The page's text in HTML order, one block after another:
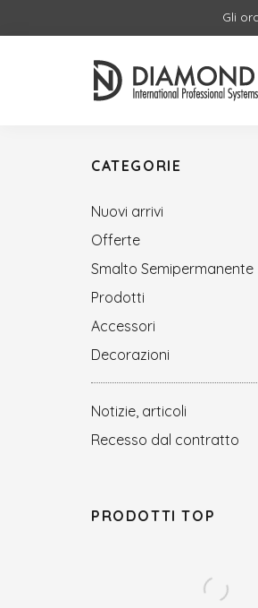
Gli
CATEGORIE
Nuovi arrivi
Offerte
Smalto Semipermanente
Prodotti
Accessori
Decorazioni
Notizie, articoli
Recesso dal contratto
PRODOTTI TOP